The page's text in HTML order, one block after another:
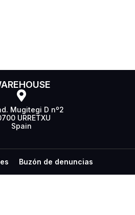
Mugitegi D nº2
URRETXU
Spain
Buzón de denuncias